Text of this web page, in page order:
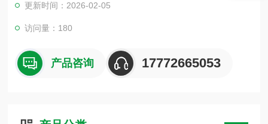
价格便宜、尺寸误差小、节能又环保.。我公司全国范围内货运，
受到广大客户的信赖,让客户在我公司买产品买的放心,用的满意!
更新时间：2026-02-05
访问量：180
产品咨询 17772665053